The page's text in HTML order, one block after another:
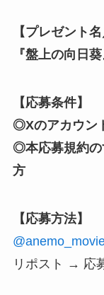
【プレゼント
『盤上の向日
【応募条件】
◎Xのアカウン
◎本応募規約の
方
【応募方法】
リポスト → 応